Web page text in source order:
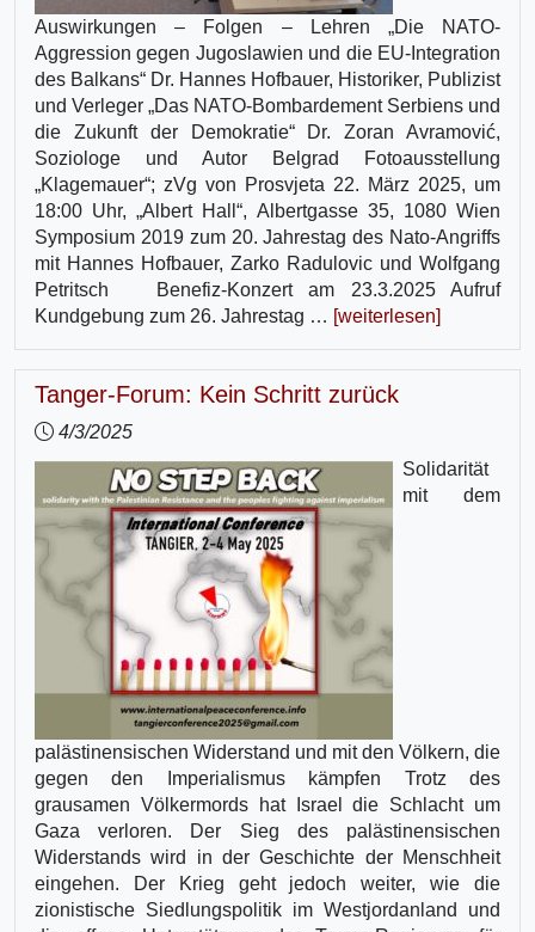
Auswirkungen – Folgen – Lehren „Die NATO-
Aggression gegen Jugoslawien und die EU-Integration
des Balkans“ Dr. Hannes Hofbauer, Historiker, Publizist
und Verleger „Das NATO-Bombardement Serbiens und
die Zukunft der Demokratie“ Dr. Zoran Avramović,
Soziologe und Autor Belgrad Fotoausstellung
„Klagemauer“; zVg von Prosvjeta 22. März 2025, um
18:00 Uhr, „Albert Hall“, Albertgasse 35, 1080 Wien
Symposium 2019 zum 20. Jahrestag des Nato-Angriffs
mit Hannes Hofbauer, Zarko Radulovic und Wolfgang
Petritsch Benefiz-Konzert am 23.3.2025 Aufruf
Kundgebung zum 26. Jahrestag … [weiterlesen]
Tanger-Forum: Kein Schritt zurück
4/3/2025
Solidarität
mit dem
palästinensischen Widerstand und mit den Völkern, die
gegen den Imperialismus kämpfen Trotz des
grausamen Völkermords hat Israel die Schlacht um
Gaza verloren. Der Sieg des palästinensischen
Widerstands wird in der Geschichte der Menschheit
eingehen. Der Krieg geht jedoch weiter, wie die
zionistische Siedlungspolitik im Westjordanland und